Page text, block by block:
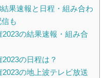
果速報と日程・組み合わ
も
の結果速報・組み合
の日程は？
の地上波テレビ放送